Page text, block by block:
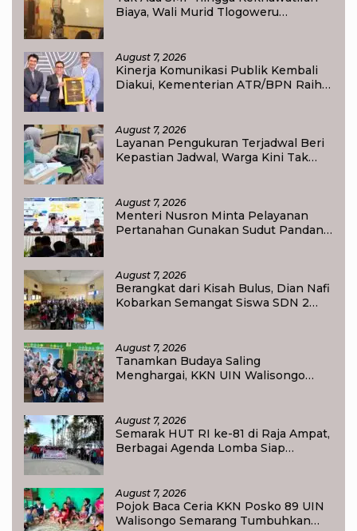
Biaya, Wali Murid Tlogoweru
August 7, 2026
Kinerja Komunikasi Publik Kembali
Diakui, Kementerian ATR/BPN Raih
August 7, 2026
Layanan Pengukuran Terjadwal Beri
Kepastian Jadwal, Warga Kini Tak
August 7, 2026
Menteri Nusron Minta Pelayanan
Pertanahan Gunakan Sudut Pandang
August 7, 2026
Berangkat dari Kisah Bulus, Dian Nafi
Kobarkan Semangat Siswa SDN 2
August 7, 2026
Tanamkan Budaya Saling
Menghargai, KKN UIN Walisongo
August 7, 2026
Semarak HUT RI ke-81 di Raja Ampat,
Berbagai Agenda Lomba Siap
August 7, 2026
Pojok Baca Ceria KKN Posko 89 UIN
Walisongo Semarang Tumbuhkan